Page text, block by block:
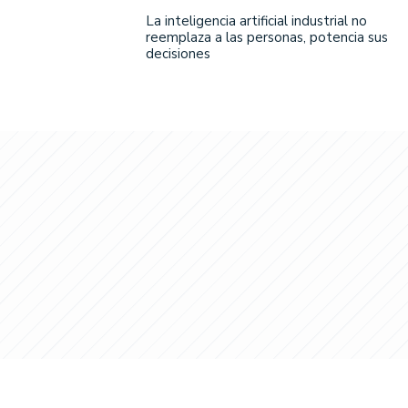
La inteligencia artificial industrial no
reemplaza a las personas, potencia sus
decisiones